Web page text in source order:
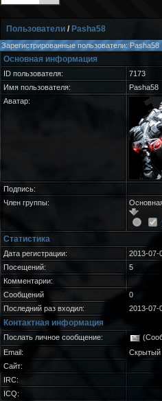
Пользователи / Pasha58
Зарегистрированные пользователи: Pasha58
Основная информация
ID пользователя:
7173
Имя пользователя:
Pasha58
Аватар:
Подпись:
Член группы:
Статистика
Дата регистрации:
2013-07-
Посещений:
5
Комментарии:
Сообщений
0
Последний раз входил:
2013-07-
Контактная информация
Послать личное сообщение:
Email:
Скрытый
Сайт:
IRC:
ICQ: